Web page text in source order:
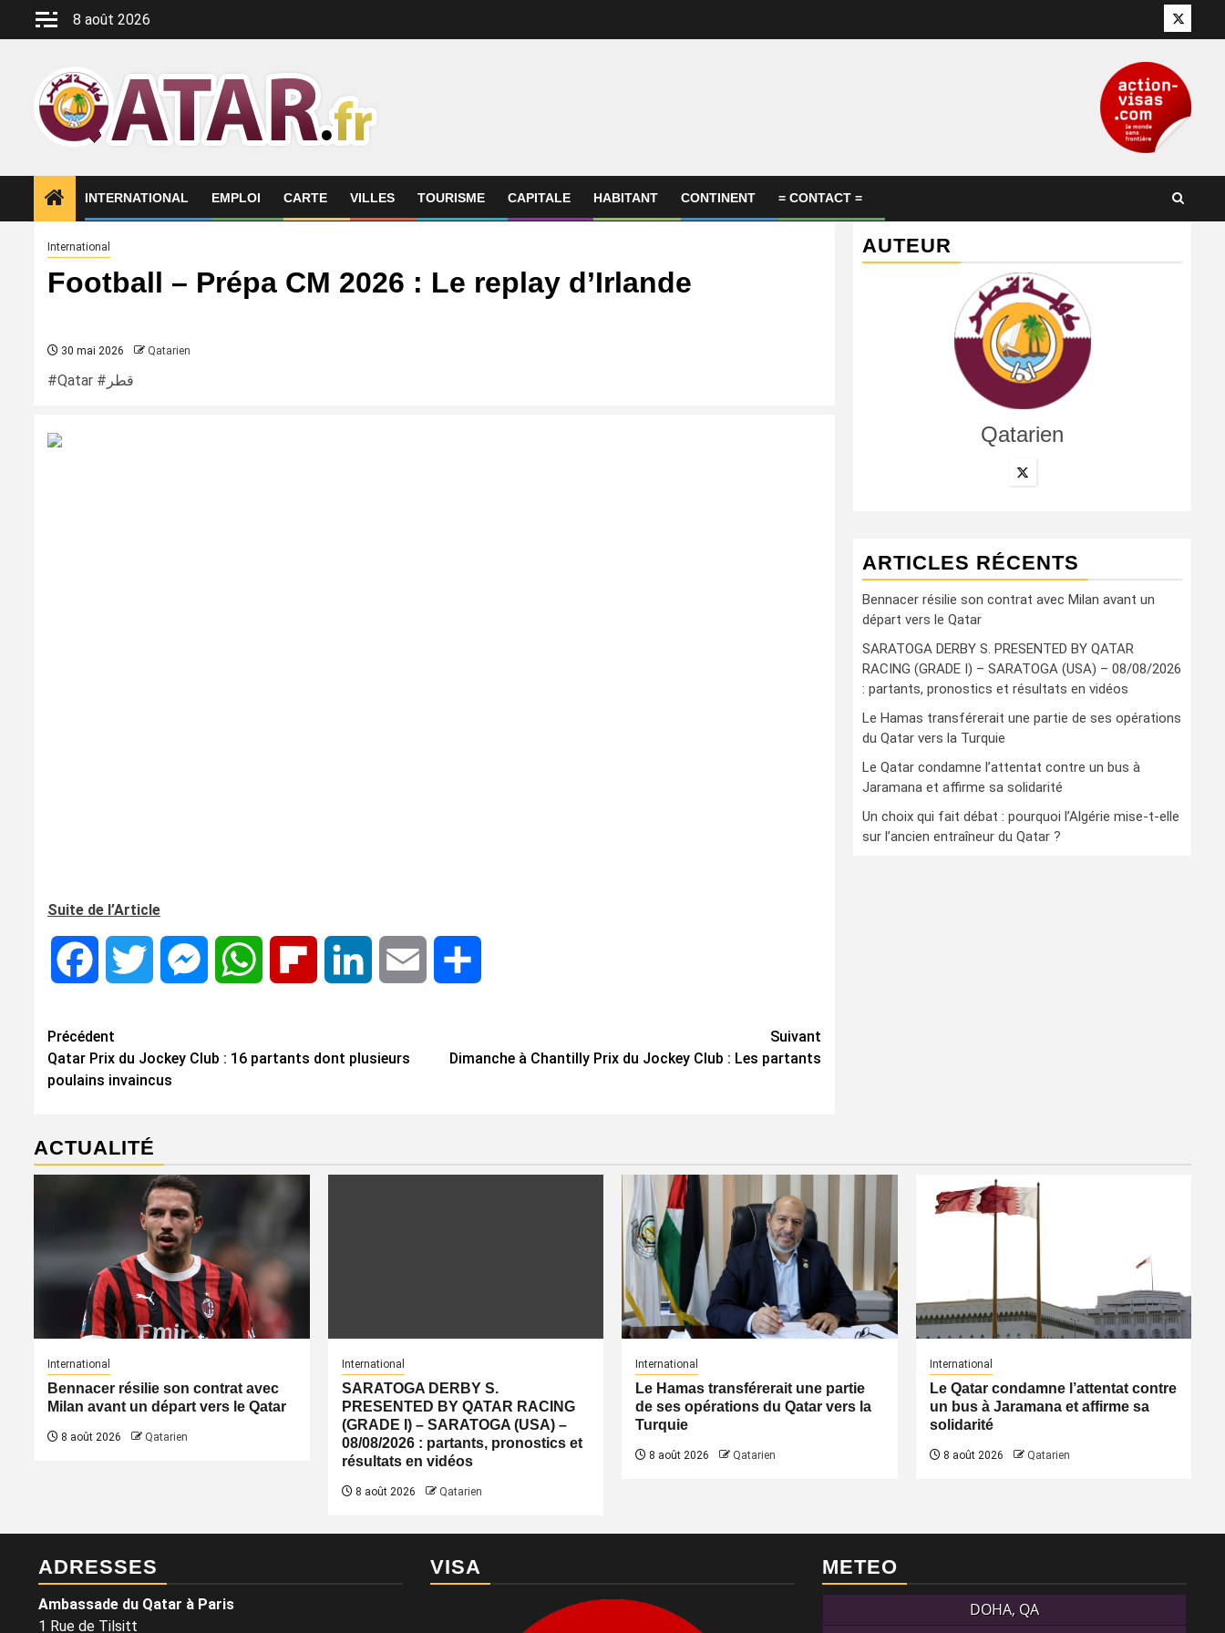
8 août 2026 Twitter
INTERNATIONAL EMPLOI CARTE VILLES TOURISME CAPITALE HABITANT CONTINENT = CONTACT =
International
Football – Prépa CM 2026 : Le replay d’Irlande
30 mai 2026 Qatarien
#Qatar #قطر
Suite de l’Article
Facebook Twitter MessengerWhatsApp Flipboard LinkedIn Email
Navigation
d’article
Précédent
Qatar Prix du Jockey Club : 16 partants dont plusieurs
poulains invaincus
Suivant
Dimanche à Chantilly Prix du Jockey Club : Les partants
AUTEUR
Qatarien
ARTICLES RÉCENTS
Bennacer résilie son contrat avec Milan avant un
départ vers le Qatar
SARATOGA DERBY S. PRESENTED BY QATAR
RACING (GRADE I) – SARATOGA (USA) – 08/08/2026
: partants, pronostics et résultats en vidéos
Le Hamas transférerait une partie de ses opérations
du Qatar vers la Turquie
Le Qatar condamne l’attentat contre un bus à
Jaramana et affirme sa solidarité
Un choix qui fait débat : pourquoi l’Algérie mise-t-elle
sur l’ancien entraîneur du Qatar ?
ACTUALITÉ
International
Bennacer résilie son contrat avec
Milan avant un départ vers le Qatar
8 août 2026 Qatarien
International
SARATOGA DERBY S.
PRESENTED BY QATAR RACING
(GRADE I) – SARATOGA (USA) –
08/08/2026 : partants, pronostics et
résultats en vidéos
8 août 2026 Qatarien
International
Le Hamas transférerait une partie
de ses opérations du Qatar vers la
Turquie
8 août 2026 Qatarien
International
Le Qatar condamne l’attentat contre
un bus à Jaramana et affirme sa
solidarité
8 août 2026 Qatarien
ADRESSES
Ambassade du Qatar à Paris
1 Rue de Tilsitt
VISA METEO
DOHA, QA